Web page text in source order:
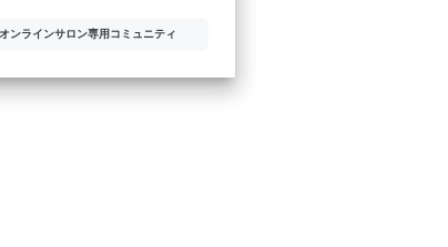
ンラインサロン専用コミュニティ